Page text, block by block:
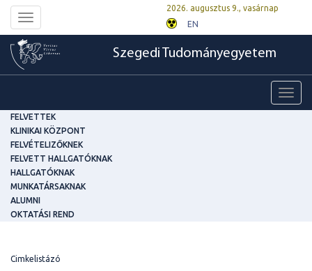
Toggle
navigation
2026. augusztus 9., vasárnap
EN
Szegedi Tudományegyetem
FELVETTEK
KLINIKAI KÖZPONT
FELVÉTELIZŐKNEK
FELVETT HALLGATÓKNAK
HALLGATÓKNAK
MUNKATÁRSAKNAK
ALUMNI
OKTATÁSI REND
Cimkelistázó